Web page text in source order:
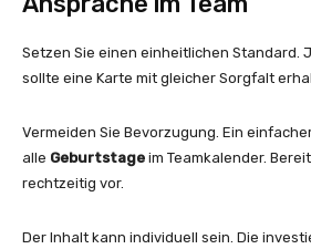
Setzen Sie einen einheitlichen Standard.
sollte eine Karte mit gleicher Sorgfalt
Vermeiden Sie Bevorzugung. Ein
alle Geburtstage im Teamkalender.
rechtzeitig vor.
Der Inhalt kann individuell sein. Die